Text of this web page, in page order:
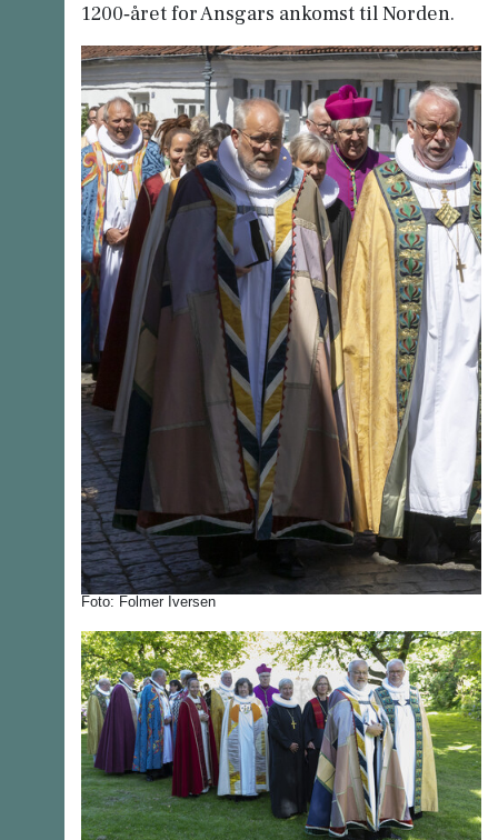
1200‑året for Ansgars ankomst til Norden.
Foto: Folmer Iversen